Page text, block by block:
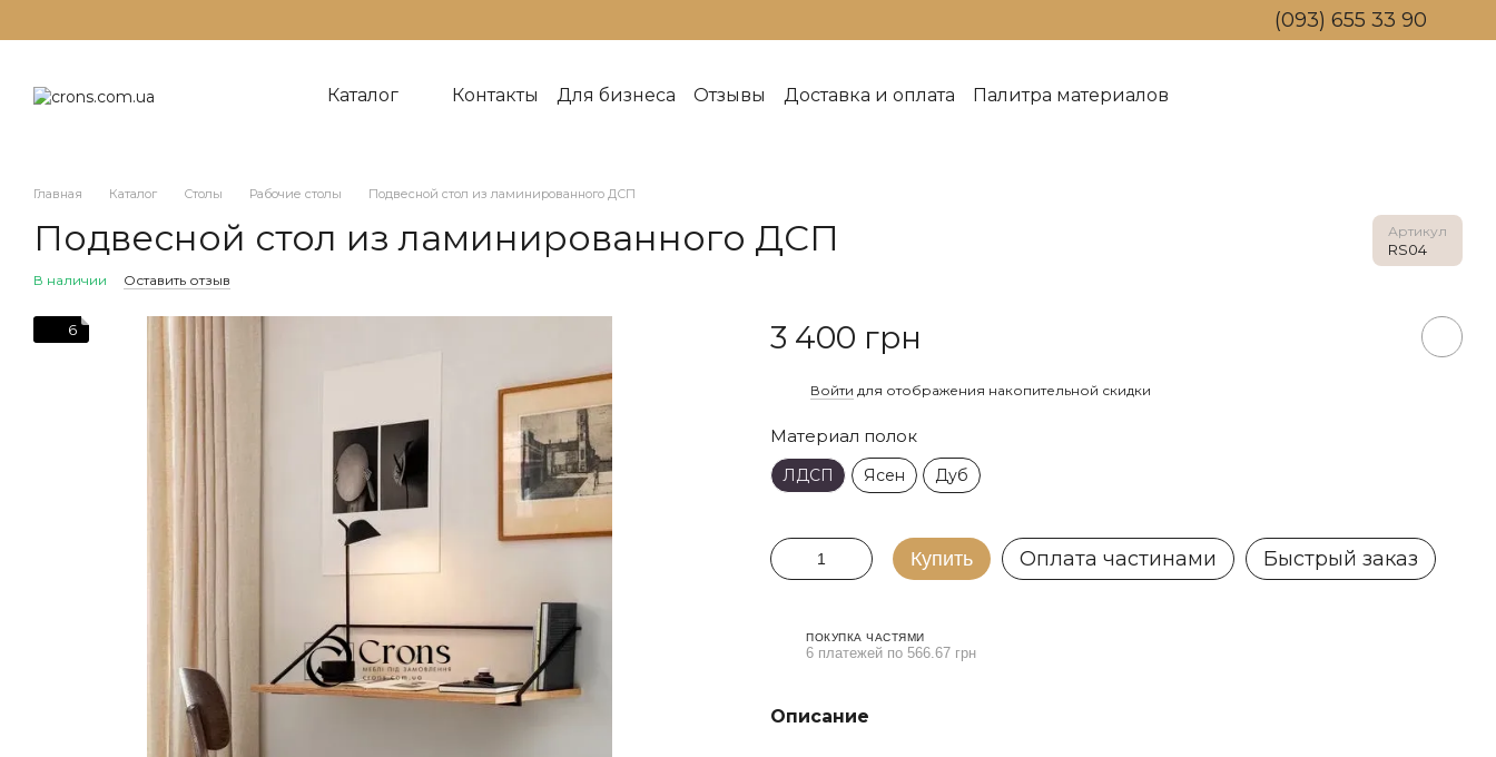
(093) 655 33 90
Каталог Контакты Для бизнеса Отзывы Доставка и оплата
Палитра материалов
Главная Каталог Столы Рабочие столы Подвесной стол из ламинированного ДСП
Подвесной стол из ламинированного ДСП Артикул
RS04
В наличии Оставить отзыв
6 3 400 грн
Войти для отображения накопительной скидки
Материал полок
ЛДСП Ясен Дуб
Купить Оплата частинами Быстрый заказ
ПОКУПКА ЧАСТЯМИ
6 платежей по 566.67 грн
Описание